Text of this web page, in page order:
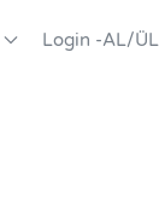
Login -AL/ÜL